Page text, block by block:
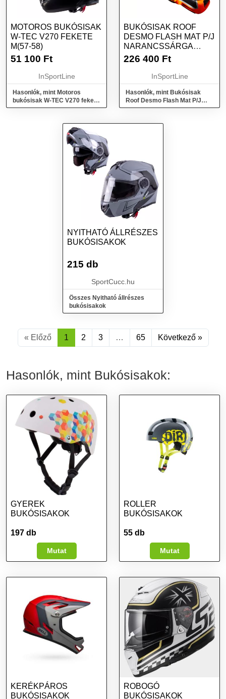
MOTOROS BUKÓSISAK
W-TEC V270 FEKETE
M(57-58)
51 100 Ft
InSportLine
Hasonlók, mint Motoros
bukósisak W-TEC V270 fekete
M(57-58)
BUKÓSISAK ROOF
DESMO FLASH MAT P/J
NARANCSSÁRGA
XXL(63-64)
226 400 Ft
InSportLine
Hasonlók, mint Bukósisak
Roof Desmo Flash Mat P/J
narancssárga XXL(63-64)
NYITHATÓ ÁLLRÉSZES
BUKÓSISAKOK
215 db
SportCucc.hu
Összes Nyitható állrészes
bukósisakok
« Előző 1 2 3 … 65 Következő »
Hasonlók, mint Bukósisakok:
GYEREK
BUKÓSISAKOK
197 db
Mutat
ROLLER
BUKÓSISAKOK
55 db
Mutat
KERÉKPÁROS
BUKÓSISAKOK
ROBOGÓ
BUKÓSISAKOK